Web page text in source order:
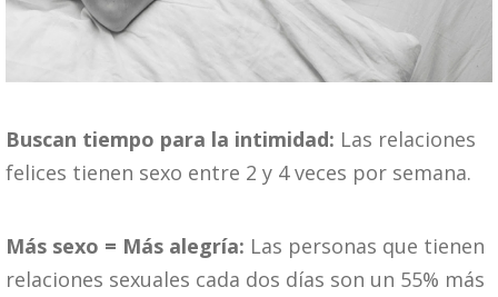
Buscan tiempo para la intimidad: Las relaciones
felices tienen sexo entre 2 y 4 veces por semana.
Más sexo = Más alegría: Las personas que tienen
relaciones sexuales cada dos días son un 55% más